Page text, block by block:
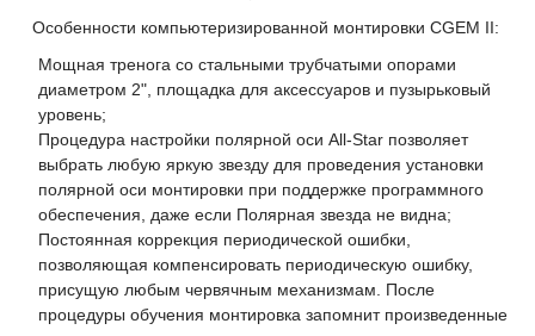
Особенности компьютеризированной монтировки CGEM II:
Мощная тренога со стальными трубчатыми опорами
диаметром 2", площадка для аксессуаров и пузырьковый
уровень;
Процедура настройки полярной оси All-Star позволяет
выбрать любую яркую звезду для проведения установки
полярной оси монтировки при поддержке программного
обеспечения, даже если Полярная звезда не видна;
Постоянная коррекция периодической ошибки,
позволяющая компенсировать периодическую ошибку,
присущую любым червячным механизмам. После
процедуры обучения монтировка запомнит произведенные